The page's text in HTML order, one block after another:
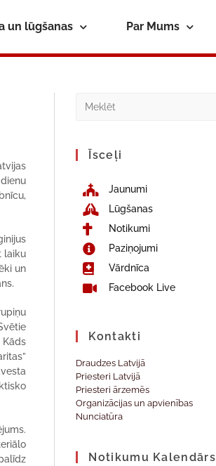
un lūgšanas Par Mums
laiku
un
Kāds
Īsceļi
Jaunumi
Lūgšanas
Notikumi
Paziņojumi
Vārdnīca
Facebook Live
Kontakti
Draudzes Latvijā
Priesteri Latvijā
Priesteri ārzemēs
Organizācijas un apvienības
Nunciatūra
Notikumu Kalendārs